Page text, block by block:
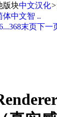
中文汉化>
体中文智 ..
...368末页下一